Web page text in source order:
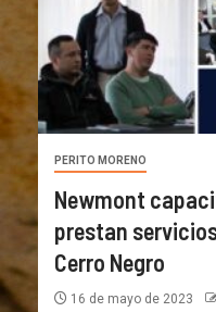
PERITO MORENO
Newmont
prestan
Cerro Negro
16 de mayo de 2023